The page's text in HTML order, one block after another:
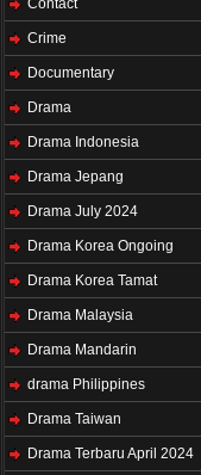
Contact
Crime
Documentary
Drama
Drama Indonesia
Drama Jepang
Drama July 2024
Drama Korea Ongoing
Drama Korea Tamat
Drama Malaysia
Drama Mandarin
drama Philippines
Drama Taiwan
Drama Terbaru April 2024